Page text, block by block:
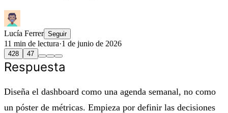
Lucía Ferrer Seguir
11 min de lectura·1 de junio de 2026
428 47
Respuesta
Diseña el dashboard como una agenda semanal, no como
un póster de métricas. Empieza por definir las decisiones